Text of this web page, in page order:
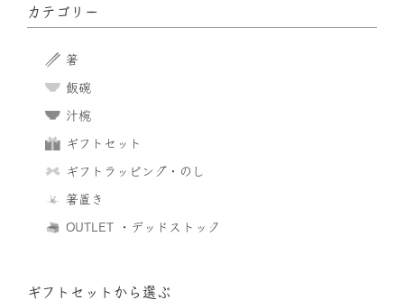
カテゴリー
箸
飯碗
汁椀
ギフトセット
ギフトラッピング・のし
箸置き
OUTLET ・デッドストック
ギフトセットから選ぶ